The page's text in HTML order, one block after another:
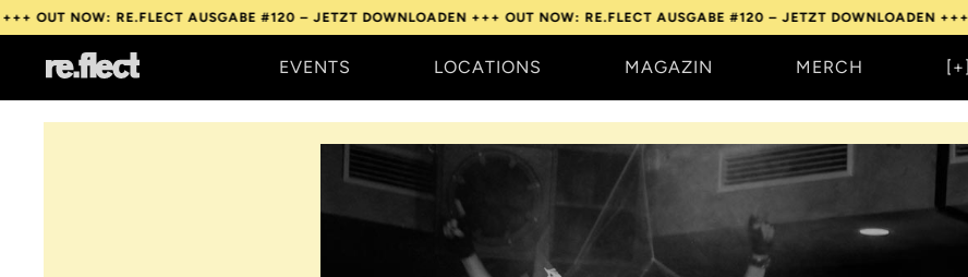
NOW: RE.FLECT AUSGABE #120 – JETZT DOWNLOADEN +++OUT NOW: RE.FLECT AUSGABE #120 – JETZT DOWNLOADEN +++OUT
EVENTS LOCATIONS MAGAZIN MERCH [+]